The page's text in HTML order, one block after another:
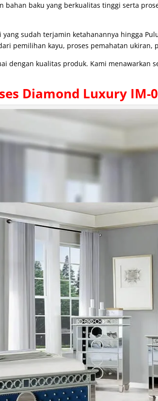
baku yang berkualitas tinggi serta
sudah terjamin ketahanannya hingga
pemilihan kayu, proses pemahatan ukiran,
dengan kualitas produk. Kami menawarkan
Diamond Luxury IM-